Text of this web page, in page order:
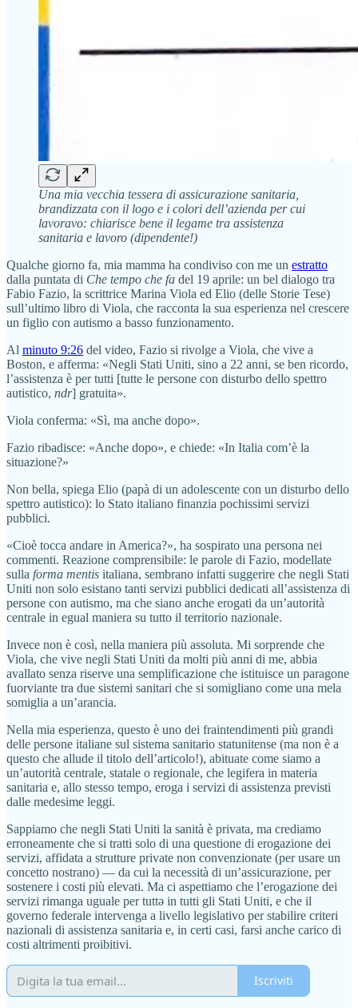
Una mia vecchia tessera di assicurazione sanitaria,
brandizzata con il logo e i colori dell’azienda per cui
lavoravo: chiarisce bene il legame tra assistenza
sanitaria e lavoro (dipendente!)
Qualche giorno fa, mia mamma ha condiviso con me un estratto
dalla puntata di Che tempo che fa del 19 aprile: un bel dialogo tra
Fabio Fazio, la scrittrice Marina Viola ed Elio (delle Storie Tese)
sull’ultimo libro di Viola, che racconta la sua esperienza nel crescere
un figlio con autismo a basso funzionamento.
Al minuto 9:26 del video, Fazio si rivolge a Viola, che vive a
Boston, e afferma: «Negli Stati Uniti, sino a 22 anni, se ben ricordo,
l’assistenza è per tutti [tutte le persone con disturbo dello spettro
autistico, ndr] gratuita».
Viola conferma: «Sì, ma anche dopo».
Fazio ribadisce: «Anche dopo», e chiede: «In Italia com’è la
situazione?»
Non bella, spiega Elio (papà di un adolescente con un disturbo dello
spettro autistico): lo Stato italiano finanzia pochissimi servizi
pubblici.
«Cioè tocca andare in America?», ha sospirato una persona nei
commenti. Reazione comprensibile: le parole di Fazio, modellate
sulla forma mentis italiana, sembrano infatti suggerire che negli Stati
Uniti non solo esistano tanti servizi pubblici dedicati all’assistenza di
persone con autismo, ma che siano anche erogati da un’autorità
centrale in egual maniera su tutto il territorio nazionale.
Invece non è così, nella maniera più assoluta. Mi sorprende che
Viola, che vive negli Stati Uniti da molti più anni di me, abbia
avallato senza riserve una semplificazione che istituisce un paragone
fuorviante tra due sistemi sanitari che si somigliano come una mela
somiglia a un’arancia.
Nella mia esperienza, questo è uno dei fraintendimenti più grandi
delle persone italiane sul sistema sanitario statunitense (ma non è a
questo che allude il titolo dell’articolo!), abituate come siamo a
un’autorità centrale, statale o regionale, che legifera in materia
sanitaria e, allo stesso tempo, eroga i servizi di assistenza previsti
dalle medesime leggi.
Sappiamo che negli Stati Uniti la sanità è privata, ma crediamo
erroneamente che si tratti solo di una questione di erogazione dei
servizi, affidata a strutture private non convenzionate (per usare un
concetto nostrano) — da cui la necessità di un’assicurazione, per
sostenere i costi più elevati. Ma ci aspettiamo che l’erogazione dei
servizi rimanga uguale per tuttə in tutti gli Stati Uniti, e che il
governo federale intervenga a livello legislativo per stabilire criteri
nazionali di assistenza sanitaria e, in certi casi, farsi anche carico di
costi altrimenti proibitivi.
Iscriviti